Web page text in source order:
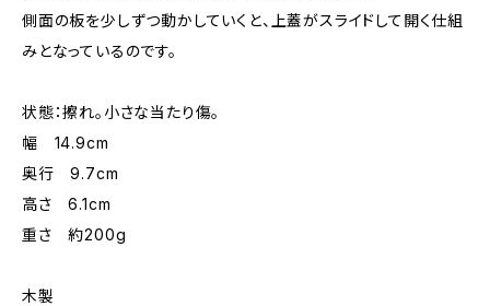
側面の板を少しずつ動かしていくと、上蓋がスライドして開く仕組
みとなっているのです。
状態：擦れ。小さな当たり傷。
幅 14.9cm
奥行 9.7cm
高さ 6.1cm
重さ 約200g
木製